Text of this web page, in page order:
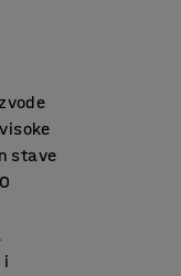
stave
i